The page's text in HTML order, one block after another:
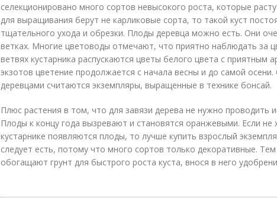
селекционировано много сортов невысокого роста, которые
для выращивания берут не карликовые сорта, то такой куст
тщательного ухода и обрезки. Плоды деревца можно есть. Они
ветках. Многие цветоводы отмечают, что приятно наблюдать за
ветвях кустарника распускаются цветы белого цвета с приятным
экзотов цветение продолжается с начала весны и до самой
деревцами считаются экземпляры, выращенные в технике бонсай.
Плюс растения в том, что для завязи дерева не нужно проводить
Плоды к концу года вызревают и становятся оранжевыми. Если не
кустарнике появляются плоды, то лучше купить взрослый
следует есть, потому что много сортов только декоративные.
обогащают грунт для быстрого роста куста, внося в него